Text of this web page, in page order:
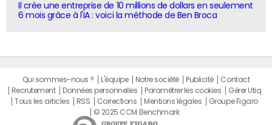
Il crée une entreprise de 10 millions de dollars en seulement
6 mois grâce à l'IA : voici la méthode de Ben Broca
Qui sommes-nous ? L'équipe Notre société Publicité
Contact
Recrutement
Données personnelles Paramétrer les cookies
Gérer Utiq
Tous les articles
RSS Corrections Mentions légales
Groupe Figaro
© 2025 CCM Benchmark